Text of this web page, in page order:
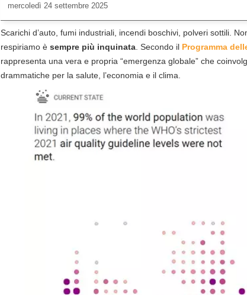
mercoledì 24 settembre 2025
Scarichi d’auto, fumi industriali, incendi boschivi, polveri sottili.
respiriamo è sempre più inquinata . Secondo il Programma
rappresenta una vera e propria “emergenza globale” che
drammatiche per la salute, l’economia e il clima.